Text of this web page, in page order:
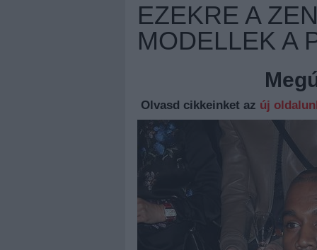
EZEKRE A
MODELLEK A
Olvasd cikkeinket az új